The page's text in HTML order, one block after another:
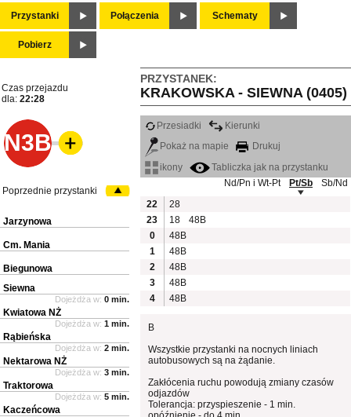
Przystanki Połączenia Schematy
Pobierz
PRZYSTANEK:
KRAKOWSKA - SIEWNA (0405)
Czas przejazdu
dla: 22:28
N3B
Przesiadki
Kierunki
Pokaż na mapie
Drukuj
ikony
Tabliczka jak na przystanku
Nd/Pn i Wt-Pt
Pt/Sb
Sb/Nd
22
28
23
18
48B
0
48B
1
48B
2
48B
3
48B
4
48B
B
Wszystkie przystanki na nocnych liniach
autobusowych są na żądanie.
Zakłócenia ruchu powodują zmiany czasów
odjazdów
Tolerancja: przyspieszenie - 1 min.
Poprzednie przystanki
Jarzynowa
Cm. Mania
Biegunowa
Siewna
Dojeżdża w: 0 min.
Kwiatowa NŻ
Dojeżdża w: 1 min.
Rąbieńska
Dojeżdża w: 2 min.
Nektarowa NŻ
Dojeżdża w: 3 min.
Traktorowa
Dojeżdża w: 5 min.
Kaczeńcowa